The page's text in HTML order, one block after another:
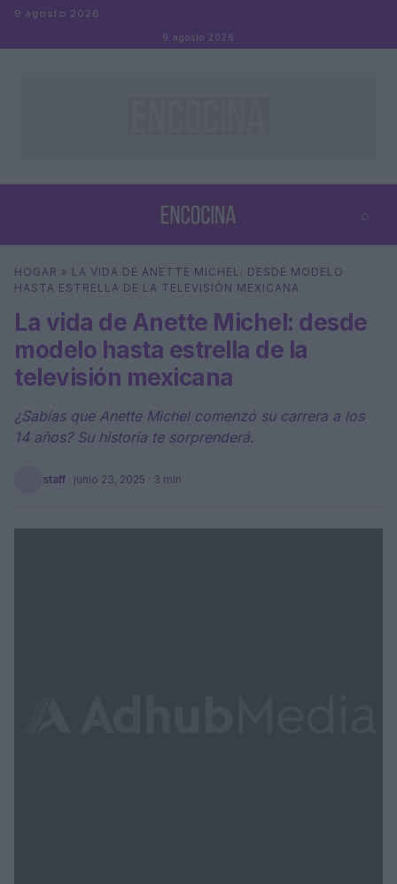
Saltar al contenido
9 agosto 2026
9 agosto 2026
⌕
Buscar ⌕
HOGAR » LA VIDA DE ANETTE MICHEL: DESDE MODELO
HASTA ESTRELLA DE LA TELEVISIÓN MEXICANA
La vida de Anette Michel: desde
modelo hasta estrella de la
televisión mexicana
¿Sabías que Anette Michel comenzó su carrera a los
14 años? Su historia te sorprenderá.
staff · junio 23, 2025 · 3 min